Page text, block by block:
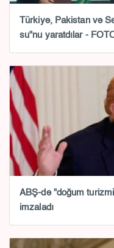
Türkiyə, Pakistan və
su"nu yaratdılar -
ABŞ-də "doğum
imzaladı